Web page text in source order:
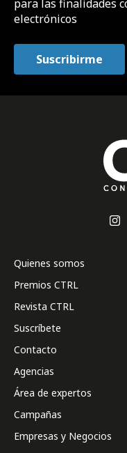
para las finalidades
electrónicos
Quienes somos
Premios CTRL
Revista CTRL
Suscríbete
Contacto
Agencias
Área de expertos
Campañas
Empresas y Negocios